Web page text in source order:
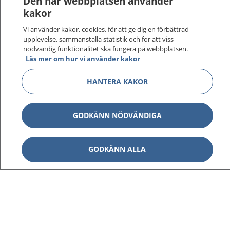
På 1177.se får du råd om hälsa och information om
sjukdomar och vilka mottagningar du kan kontakta.
Logga in för att läsa din journal och göra dina
vårdärenden. Ring telefonnummer 1177 för
sjukvårdsrådgivning dygnet runt.
1177 ger dig råd när du vill må bättre.
1177 på flera språk Visa
kakor
Vi använder kakor, cookies, för att ge dig en förbättrad
upplevelse, sammanställa statistik och för att viss
nödvändig funktionalitet ska fungera på webbplatsen.
Läs mer om hur vi använder kakor
HANTERA KAKOR
GODKÄNN NÖDVÄNDIGA
GODKÄNN ALLA